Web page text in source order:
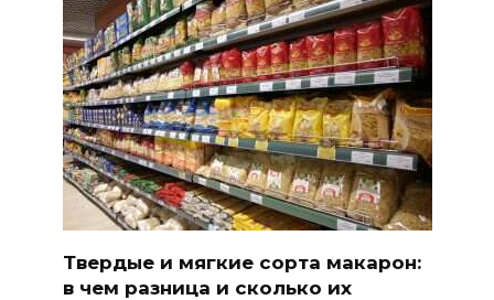
Твердые и мягкие сорта макарон:
в чем разница и сколько их